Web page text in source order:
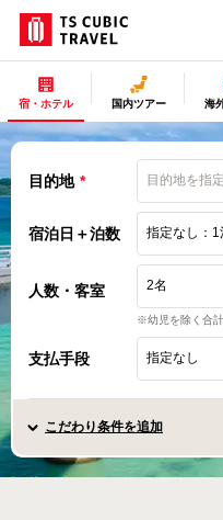
宿・ホテル 国内ツアー 海
目的地 * 目的地を指定
宿泊日＋泊数 指定なし：1
人数・客室
※幼児を除く合計
支払手段
こだわり条件を追加